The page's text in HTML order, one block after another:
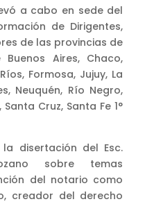
a cabo en sede del
de Dirigentes,
de las provincias de
Aires, Chaco,
Formosa, Jujuy, La
Neuquén, Río Negro,
Cruz, Santa Fe 1°
disertación del Esc.
sobre temas
del notario como
creador del derecho